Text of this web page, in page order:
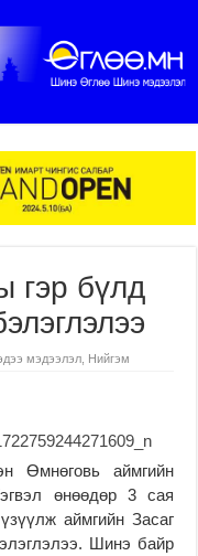
гэр бүлд
мэдээлэл Нийгэм
Өмнөговь аймгийн
өнөөдөр 3 сая
аймгийн Засаг
Шинэ байр